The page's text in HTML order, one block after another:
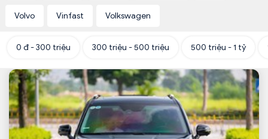
Volvo Vinfast Volkswagen
0 đ - 300 triệu 300 triệu - 500 triệu 500 triệu - 1 tỷ